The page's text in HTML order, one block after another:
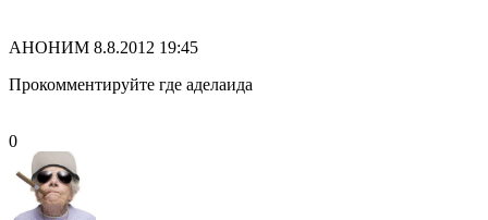
АНОНИМ 8.8.2012 19:45
Прокомментируйте где аделаида
0